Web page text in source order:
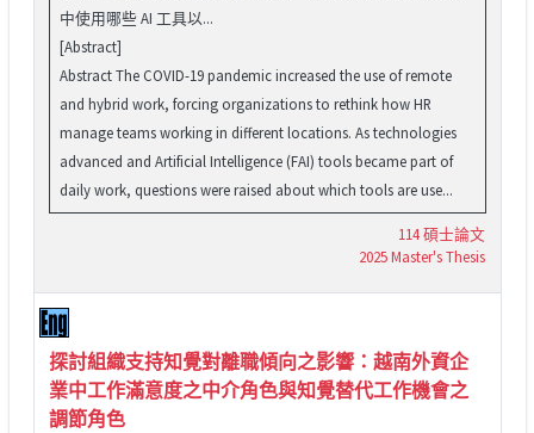
中使用哪些 AI 工具以...
[Abstract]
Abstract The COVID-19 pandemic increased the use of remote
and hybrid work, forcing organizations to rethink how HR
manage teams working in different locations. As technologies
advanced and Artificial Intelligence (FAI) tools became part of
daily work, questions were raised about which tools are use...
114 碩士論文
2025 Master's Thesis
探討組織支持知覺對離職傾向之影響：越南外資企
業中工作滿意度之中介角色與知覺替代工作機會之
調節角色